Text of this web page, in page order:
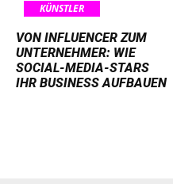
KÜNSTLER
VON INFLUENCER ZUM
UNTERNEHMER: WIE
SOCIAL-MEDIA-STARS
IHR BUSINESS AUFBAUEN